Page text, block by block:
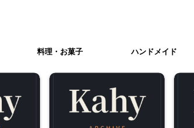
料理・お菓子 ハンドメイド